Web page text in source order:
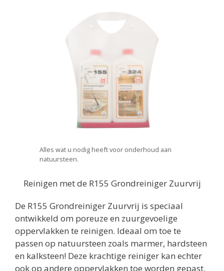
Alles wat u nodig heeft voor onderhoud aan
natuursteen.
Reinigen met de R155 Grondreiniger Zuurvrij
De R155 Grondreiniger Zuurvrij is speciaal
ontwikkeld om poreuze en zuurgevoelige
oppervlakken te reinigen. Ideaal om toe te
passen op natuursteen zoals marmer, hardsteen
en kalksteen! Deze krachtige reiniger kan echter
ook op andere oppervlakken toe worden gepast.